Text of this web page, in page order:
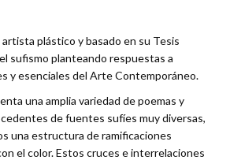
plástico y basado en su Tesis
sufismo planteando respuestas a
y esenciales del Arte Contemporáneo.
una amplia variedad de poemas y
de fuentes sufíes muy diversas,
una estructura de ramificaciones
el color. Estos cruces e interrelaciones